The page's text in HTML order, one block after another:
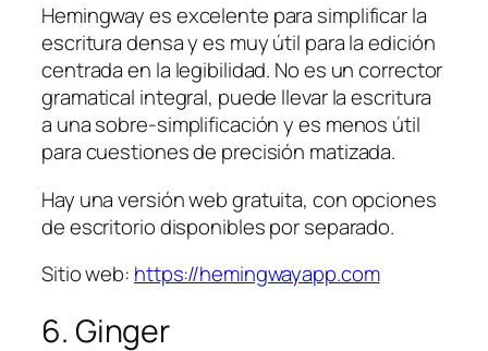
Hemingway es excelente para simplificar la
escritura densa y es muy útil para la edición
centrada en la legibilidad. No es un corrector
gramatical integral, puede llevar la escritura
a una sobre-simplificación y es menos útil
para cuestiones de precisión matizada.
Hay una versión web gratuita, con opciones
de escritorio disponibles por separado.
Sitio web: https://hemingwayapp.com
6. Ginger